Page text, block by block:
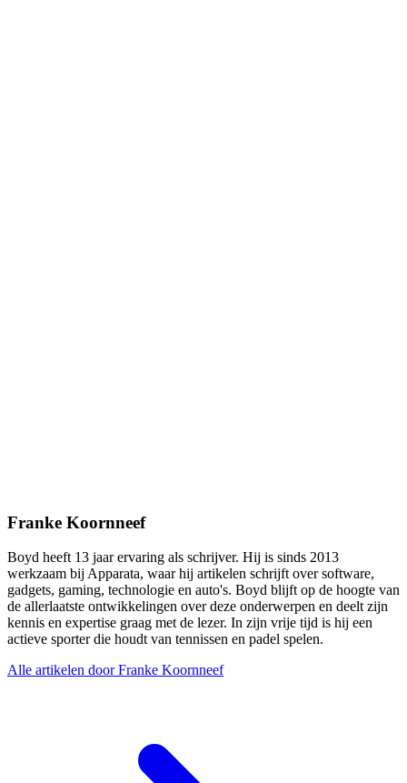
Franke Koornneef
Boyd heeft 13 jaar ervaring als schrijver. Hij is sinds 2013
werkzaam bij Apparata, waar hij artikelen schrijft over software,
gadgets, gaming, technologie en auto's. Boyd blijft op de hoogte van
de allerlaatste ontwikkelingen over deze onderwerpen en deelt zijn
kennis en expertise graag met de lezer. In zijn vrije tijd is hij een
actieve sporter die houdt van tennissen en padel spelen.
Alle artikelen door Franke Koornneef